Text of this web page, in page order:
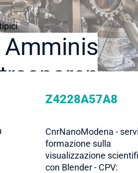
dettaglio
Z4228A57A8
CnrNanoModena -
formazione sulla
visualizzazione
con Blender - CPV: